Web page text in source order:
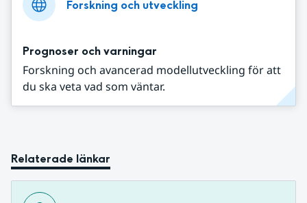
Forskning och utveckling
Prognoser och varningar
Forskning och avancerad modellutveckling för att
du ska veta vad som väntar.
Relaterade länkar